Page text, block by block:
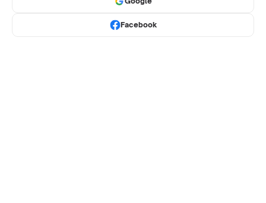
Facebook